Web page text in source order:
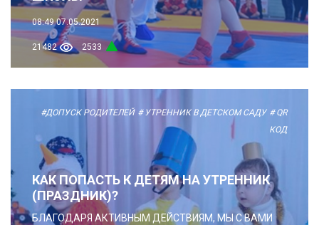
08:49 07.05.2021
21482 2533
#ДОПУСК РОДИТЕЛЕЙ # УТРЕННИК В ДЕТСКОМ САДУ # QR
КОД
КАК ПОПАСТЬ К ДЕТЯМ НА УТРЕННИК
(ПРАЗДНИК)?
БЛАГОДАРЯ АКТИВНЫМ ДЕЙСТВИЯМ, МЫ С ВАМИ